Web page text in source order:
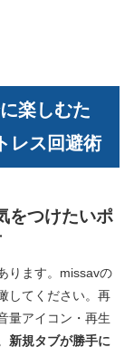
楽しむた
レス回避術
をつけたいポ
ります。missavの
してください。再
量アイコン・再生
新規タブが勝手に